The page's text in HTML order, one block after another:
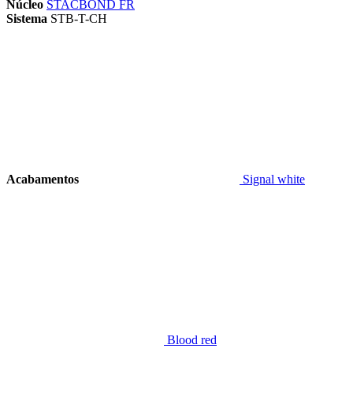
Núcleo STACBOND FR
Sistema STB-T-CH
Acabamentos Signal white
Blood red